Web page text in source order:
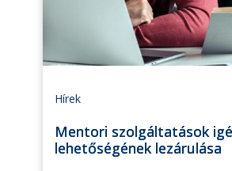
Hírek
Mentori szolgáltatások
lehetőségének lezárulása